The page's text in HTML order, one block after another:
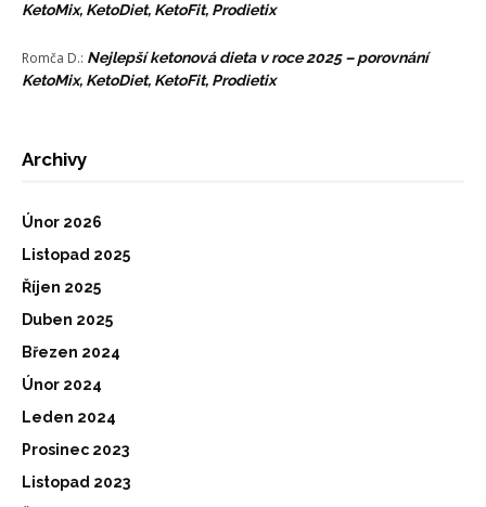
KetoMix, KetoDiet, KetoFit, Prodietix
Romča D.: Nejlepší ketonová dieta v roce 2025 – porovnání
KetoMix, KetoDiet, KetoFit, Prodietix
Archivy
Únor 2026
Listopad 2025
Říjen 2025
Duben 2025
Březen 2024
Únor 2024
Leden 2024
Prosinec 2023
Listopad 2023